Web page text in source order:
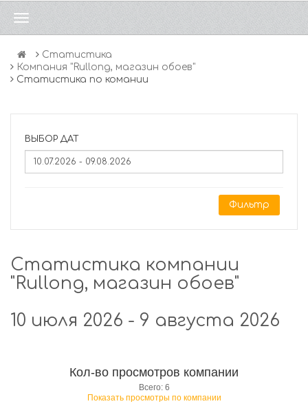
Статистика
Компания "Rullong, магазин обоев"
Статистика по комании
ВЫБОР ДАТ
Фильтр
Статистика компании
"Rullong, магазин обоев"
10 июля 2026 - 9 августа 2026
Кол-во просмотров компании
Всего: 6
Показать просмотры по компании